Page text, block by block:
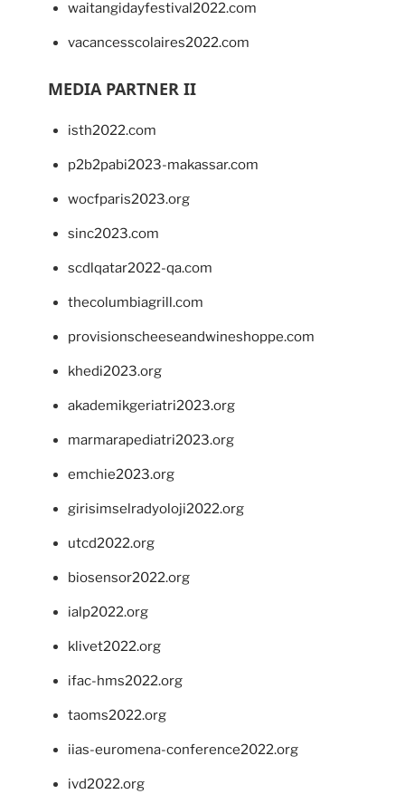
waitangidayfestival2022.com
vacancesscolaires2022.com
MEDIA PARTNER II
isth2022.com
p2b2pabi2023-makassar.com
wocfparis2023.org
sinc2023.com
scdlqatar2022-qa.com
thecolumbiagrill.com
provisionscheeseandwineshoppe.com
khedi2023.org
akademikgeriatri2023.org
marmarapediatri2023.org
emchie2023.org
girisimselradyoloji2022.org
utcd2022.org
biosensor2022.org
ialp2022.org
klivet2022.org
ifac-hms2022.org
taoms2022.org
iias-euromena-conference2022.org
ivd2022.org